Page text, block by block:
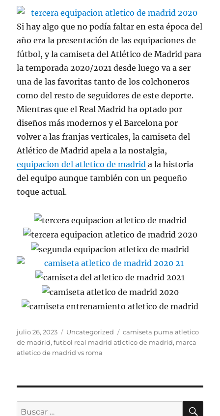
Si hay algo que no podía faltar en esta época del
año era la presentación de las equipaciones de
fútbol, y la camiseta del Atlético de Madrid para
la temporada 2020/2021 desde luego va a ser
una de las favoritas tanto de los colchoneros
como del resto de seguidores de este deporte.
Mientras que el Real Madrid ha optado por
diseños más modernos y el Barcelona por
volver a las franjas verticales, la camiseta del
Atlético de Madrid apela a la nostalgia,
equipacion del atletico de madrid a la historia
del equipo aunque también con un pequeño
toque actual.
Publicado
el
julio 26, 2023 Categorías
Uncategorized Etiquetas
camiseta puma atletico
de madrid,futbol real madrid atletico de madrid, marca
atletico de madrid vs roma
Buscar